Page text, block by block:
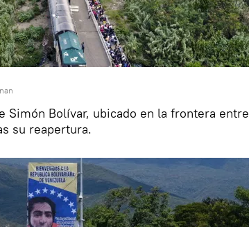
Simón Bolívar, ubicado en la frontera entre
su reapertura.